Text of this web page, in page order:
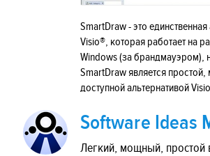
SmartDraw - это единственная
Visio®, которая работает на
Windows (за брандмауэром),
SmartDraw является
доступной альтернативой
Software Ideas
Легкий, мощный, простой